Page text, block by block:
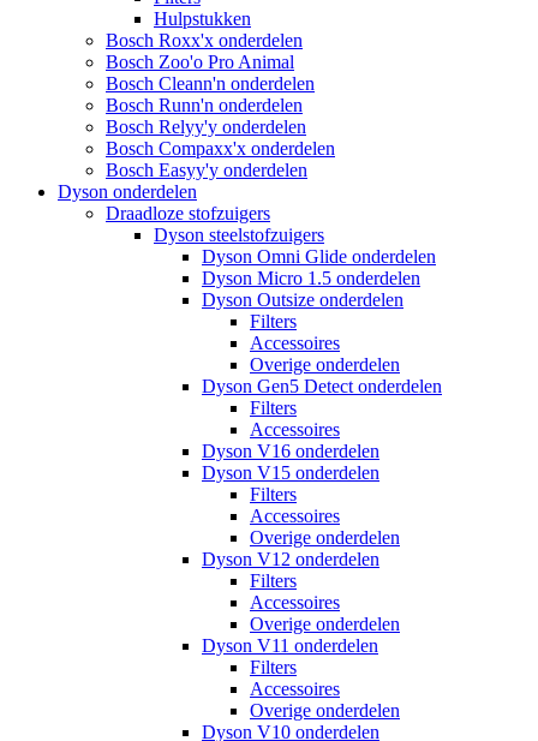
Hulpstukken
Bosch Roxx'x onderdelen
Bosch Zoo'o Pro Animal
Bosch Cleann'n onderdelen
Bosch Runn'n onderdelen
Bosch Relyy'y onderdelen
Bosch Compaxx'x onderdelen
Bosch Easyy'y onderdelen
Dyson onderdelen
Draadloze stofzuigers
Dyson steelstofzuigers
Dyson Omni Glide onderdelen
Dyson Micro 1.5 onderdelen
Dyson Outsize onderdelen
Filters
Accessoires
Overige onderdelen
Dyson Gen5 Detect onderdelen
Filters
Accessoires
Dyson V16 onderdelen
Dyson V15 onderdelen
Filters
Accessoires
Overige onderdelen
Dyson V12 onderdelen
Filters
Accessoires
Overige onderdelen
Dyson V11 onderdelen
Filters
Accessoires
Overige onderdelen
Dyson V10 onderdelen